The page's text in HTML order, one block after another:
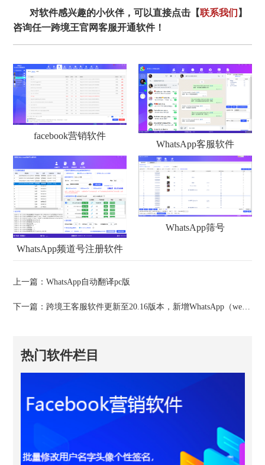
对软件感兴趣的小伙伴，可以直接点击【联系我们 】
咨询任一跨境王官网客服开通软件！
facebook营销软件
WhatsApp客服软件
WhatsApp频道号注册软件
WhatsApp筛号
上一篇：WhatsApp自动翻译pc版
下一篇：跨境王客服软件更新至20.16版本，新增WhatsApp（web api）登录
热门软件栏目